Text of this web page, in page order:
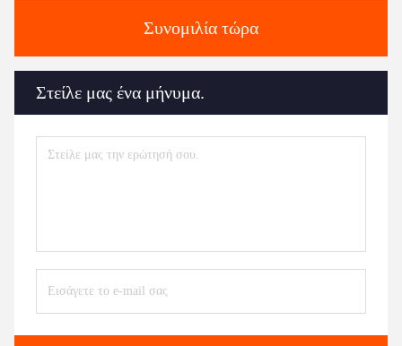
Συνομιλία τώρα
Στείλε μας ένα μήνυμα.